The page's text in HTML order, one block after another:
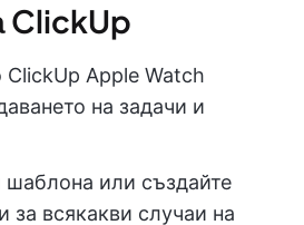
ClickUp
Apple Watch
на задачи и
шаблона или създайте
за всякакви случаи на